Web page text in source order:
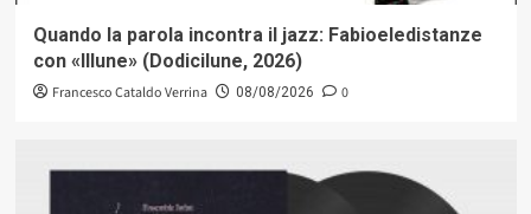
Quando la parola incontra il jazz: Fabioeledistanze
con «Illune» (Dodicilune, 2026)
Francesco Cataldo Verrina 08/08/2026 0